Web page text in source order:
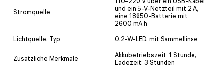
Stromquelle
und ein 5-V-Netzteil mit 2 A,
eine 18650-Batterie mit
2600 mA·h
Lichtquelle, Typ 0,2-W-LED, mit Sammellinse
Zusätzliche Merkmale
Akkubetriebszeit: 1 Stunde;
Ladezeit: 3 Stunden